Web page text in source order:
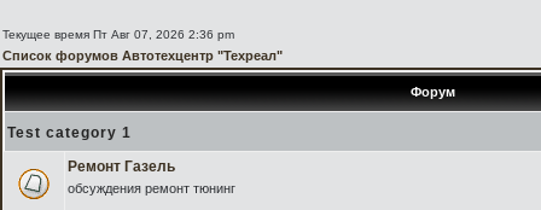
Текущее время Пт Авг 07, 2026 2:36 pm
Список форумов Автотехцентр "Техреал"
Форум
Test category 1
Ремонт Газель
обсуждения ремонт тюнинг